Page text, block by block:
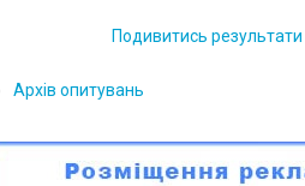
Подивитись результати
Архів опитувань